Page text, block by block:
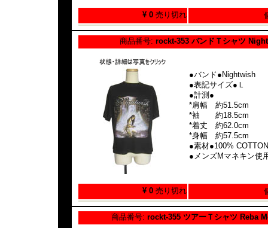
¥ 0 売り切れ
商品番号: rockt-353 バンドＴシャツ
●バンド●Nightwish
●表記サイズ●Ｌ
●計測●
*肩幅 約51.5cm
*袖 約18.5cm
*着丈 約62.0cm
*身幅 約57.5cm
●素材●100% COTTON
●メンズMマネキン使
¥ 0 売り切れ
商品番号: rockt-355 ツアーＴシャツ Reba